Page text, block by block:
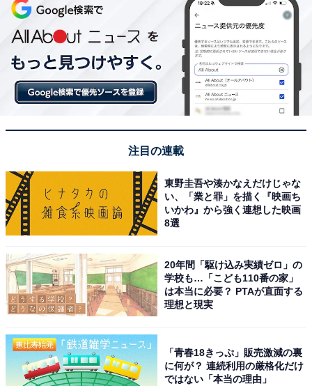
ハニーレモンシロップと混ぜ合わせると、ラベンダー色がピンク色へと変化
していきます
るフラボノイドの一種である「アントシアニン」による
ものです。アントシアニンとは、果実や花の赤、青、紫
を示す水溶性色素の総称で、赤ワイン、イチゴ、小豆な
アントシアニンは、レモンのような酸性の成分を加える
注目の連載
東野圭吾や湊かなえだけじゃな
い、「業と罪」を描く『映画ち
いかわ』から強く連想した映画
8選
20年間「駆け込み実績ゼロ」の
学校も…「こども110番の家」
は本当に必要？ PTAが直面する
理想と現実
「青春18きっぷ」販売激減の裏
に何が？ 連続利用の厳格化だけ
ではない「本当の理由」